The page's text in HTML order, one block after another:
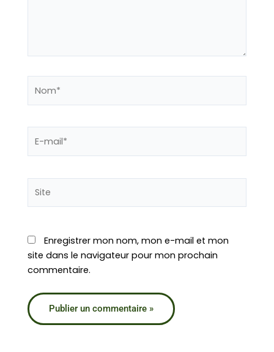
mail*
Enregistrer mon nom, mon e-mail et mon
site dans le navigateur pour mon prochain
commentaire.